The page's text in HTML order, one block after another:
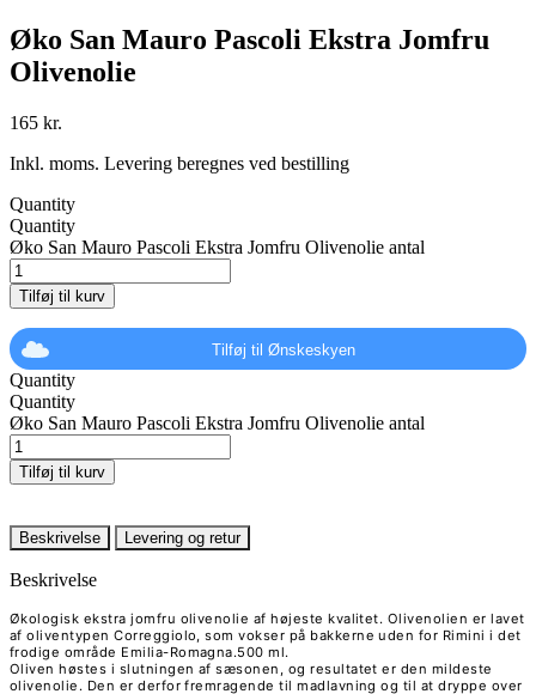
Øko San Mauro Pascoli Ekstra Jomfru
Olivenolie
165 kr.
Inkl. moms. Levering beregnes ved bestilling
Quantity
Quantity
Øko San Mauro Pascoli Ekstra Jomfru Olivenolie antal
Tilføj til kurv
Tilføj til Ønskeskyen
Quantity
Quantity
Øko San Mauro Pascoli Ekstra Jomfru Olivenolie antal
Tilføj til kurv
Beskrivelse Levering og retur
Beskrivelse
Økologisk ekstra jomfru olivenolie af højeste kvalitet. Olivenolien er lavet
af oliventypen Correggiolo, som vokser på bakkerne uden for Rimini i det
frodige område Emilia-Romagna.500 ml.
Oliven høstes i slutningen af sæsonen, og resultatet er den mildeste
olivenolie. Den er derfor fremragende til madlavning og til at dryppe over